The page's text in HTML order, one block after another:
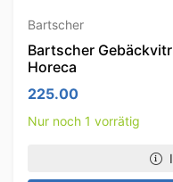
Bartscher
Bartscher
Horeca
225.00
Nur noch 1 vorrätig